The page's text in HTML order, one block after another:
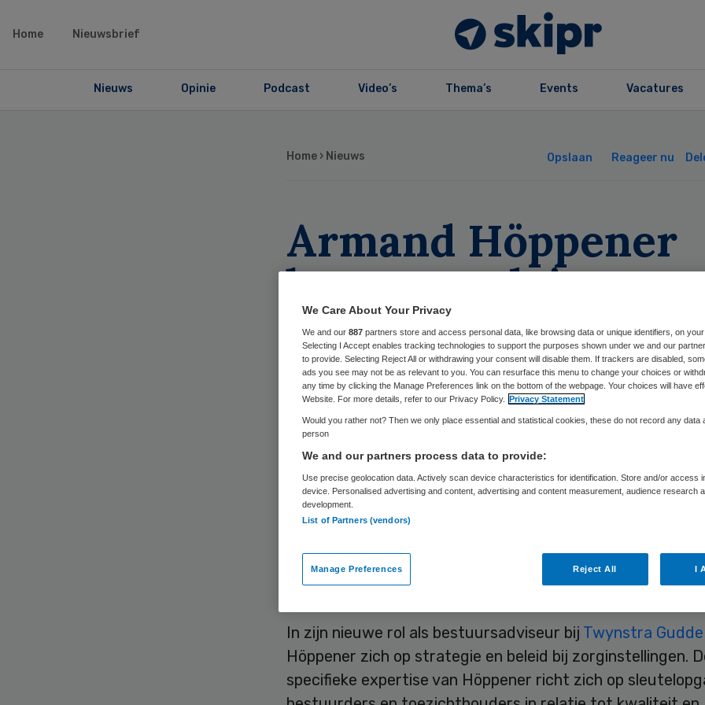
Home Nieuwsbrief
Nieuws Opinie Podcast Video’s Thema’s Events Vacatures
Home › Nieuws Opslaan Reageer nu
Armand Höppener
bestuursadviseur
Twynstra Gudde
Skipr Redactie 2 juni 2010,05:29 45 keer gelezen
Armand Höppener is dinsdag toegetreden tot de
bestuursadviespraktijk van organisatieadviesbureau
Gudde. Höppener is in de afgelopen 35 jaar werkzaam
Höppener adviseert zorg in strategie en
In zijn nieuwe rol als bestuursadviseur bij Twynstra Gudde
Höppener zich op strategie en beleid bij zorginstellingen.
specifieke expertise van Höppener richt zich op
We Care About Your Privacy
We and our 887 partners store and access personal data, like browsing data or unique identifiers, on your
Selecting I Accept enables tracking technologies to support the purposes shown under we and our
to provide. Selecting Reject All or withdrawing your consent will disable them. If trackers are disabled,
ads you see may not be as relevant to you. You can resurface this menu to change your choices or
any time by clicking the Manage Preferences link on the bottom of the webpage. Your choices will have
Website. For more details, refer to our Privacy Policy. Privacy Statement
Would you rather not? Then we only place essential and statistical cookies, these do not record any data
person
We and our partners process data to provide:
Use precise geolocation data. Actively scan device characteristics for identification. Store and/or access
device. Personalised advertising and content, advertising and content measurement, audience research
development.
List of Partners (vendors)
Manage Preferences Reject All I